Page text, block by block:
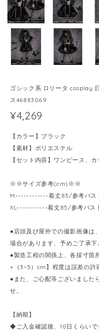
ゴシック系 ロリータ cosplay
ス46883069
¥4,269
【カラー】ブラック
【素材】ポリエステル
【セット内容】ワンピース、
※※サイズ参考(cm)※※
M------------着丈83/参考バス
XL-----------着丈85/参考バス
●店頭及び屋外での撮影画像は
場合があります、予めご了承下
●製造工程の関係上、各採寸
+（3~5）cm】程度は誤差の許
●また、ご心配等ございました
せ。
【納期】
◆ご入金確認後、10日くらいで